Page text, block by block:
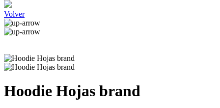
Volver
Hoodie Hojas brand